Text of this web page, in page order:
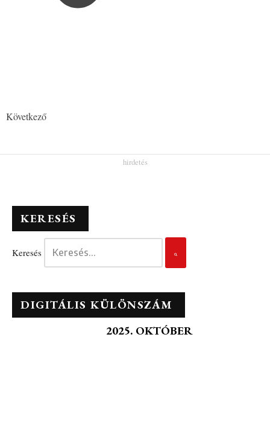
Következő
KERESÉS
Keresés
DIGITÁLIS KÜLÖNSZÁM
2025. OKTÓBER